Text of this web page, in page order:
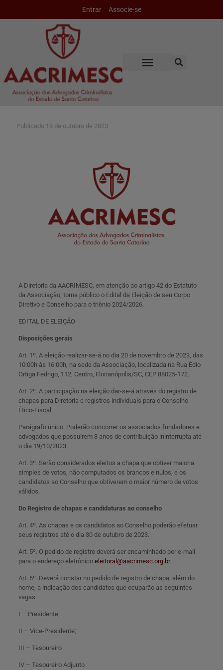
Entrar Associe-se
Publicado 19 de outubro de 2023
A Diretoria da AACRIMESC, em atenção ao artigo 42 do Estatuto
da Associação, torna público o Edital da Eleição de seu Corpo
Diretivo e Conselho para o triênio 2024/2026.
EDITAL DE ELEIÇÃO
Disposições gerais
Art. 1º. A eleição realizar-se-á no dia 20 de novembro de 2023, das
10:00h às 16:00h, na sede da Associação, localizada na Rua Édio
Ortiga Fedrigo, 112, Centro, Florianópolis/SC, CEP 88025-172.
Art. 2º. A participação na eleição dar-se-á através do registro de
chapas para Diretoria e registros individuais para o Conselho
Ético-Fiscal.
Parágrafo único. Poderão concorrer os associados fundadores e
advogados que possuírem 3 anos de contribuição ininterrupta até
o dia 19/10/2023.
Art. 3º. Serão considerados eleitos a chapa que obtiver maioria
simples de votos, não computados os brancos e nulos, e os
candidatos ao Conselho que obtiverem o maior número de votos
válidos.
Do Registro de chapas e candidaturas ao conselho
Art. 4º. As chapas e os candidatos ao Conselho poderão efetuar
seus registros até o dia 30 de outubro de 2023.
Art. 5º. O pedido de registro deverá ser encaminhado por e-mail
para o endereço eletrônico eleitoral@aacrimesc.org.br.
Art. 6º. Deverá constar no pedido de registro de chapa, além do
nome, a indicação dos candidatos que ocuparão as seguintes
vagas:
I – Presidente;
II – Vice-Presidente;
III – Tesoureiro
IV – Tesoureiro Adjunto